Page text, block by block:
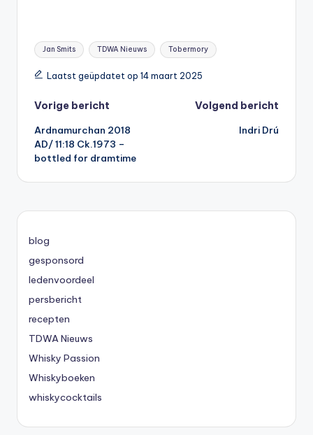
Tags:
Jan Smits TDWA Nieuws Tobermory
Laatst geüpdatet op 14 maart 2025
Bericht
navigatie
Vorige bericht
Ardnamurchan 2018
AD/ 11:18 Ck.1973 –
bottled for dramtime
Volgend bericht
Indri Drú
blog
gesponsord
ledenvoordeel
persbericht
recepten
TDWA Nieuws
Whisky Passion
Whiskyboeken
whiskycocktails